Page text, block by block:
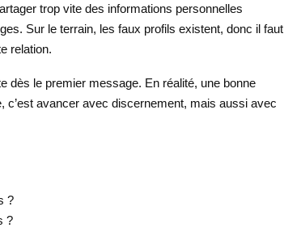
trop vite des informations personnelles
Sur le terrain, les faux profils existent, donc il faut
relation.
dès le premier message. En réalité, une bonne
c’est avancer avec discernement, mais aussi avec
?
?